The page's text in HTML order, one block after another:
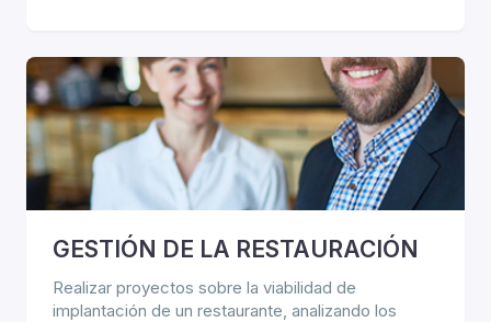
GESTIÓN DE LA RESTAURACIÓN
Realizar proyectos sobre la viabilidad de
implantación de un restaurante, analizando los